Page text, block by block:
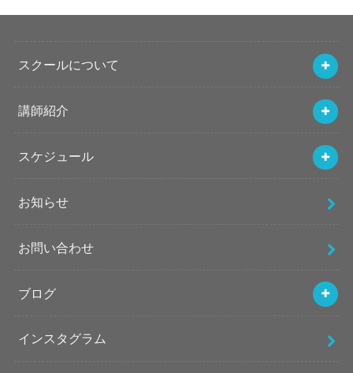
スクールについて
講師紹介
スケジュール
お知らせ
お問い合わせ
ブログ
インスタグラム